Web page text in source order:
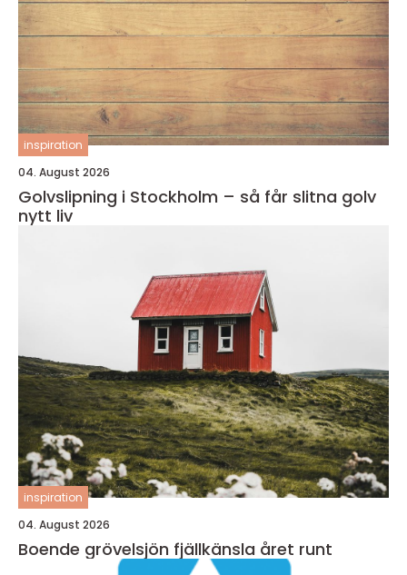
inspiration
04. August 2026
Golvslipning i Stockholm – så får slitna golv
nytt liv
inspiration
04. August 2026
Boende grövelsjön fjällkänsla året runt